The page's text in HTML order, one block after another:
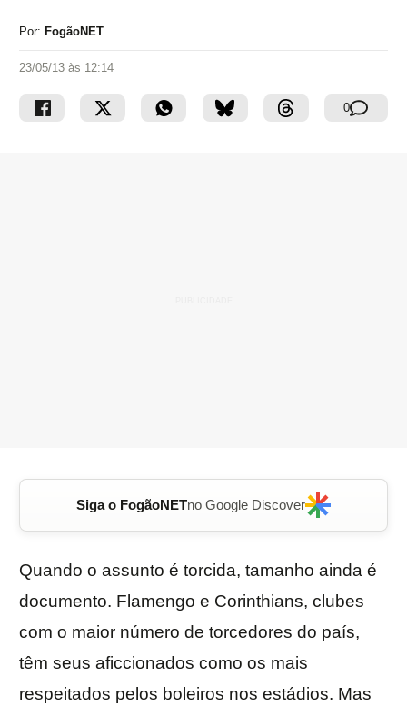
Por: FogãoNET
23/05/13 às 12:14
0
Siga o FogãoNETno Google Discover
Quando o assunto é torcida, tamanho ainda é
documento. Flamengo e Corinthians, clubes
com o maior número de torcedores do país,
têm seus aficcionados como os mais
respeitados pelos boleiros nos estádios. Mas